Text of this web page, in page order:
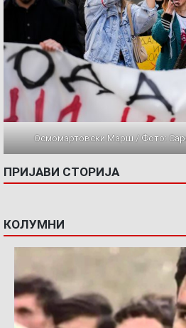
Осмомартовски Марш / Фото:
ПРИЈАВИ СТОРИЈА
КОЛУМНИ